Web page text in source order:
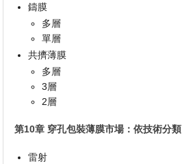
鑄膜
多層
單層
共擠薄膜
多層
3層
2層
第10章 穿孔包裝薄膜市場：依技術分類
雷射